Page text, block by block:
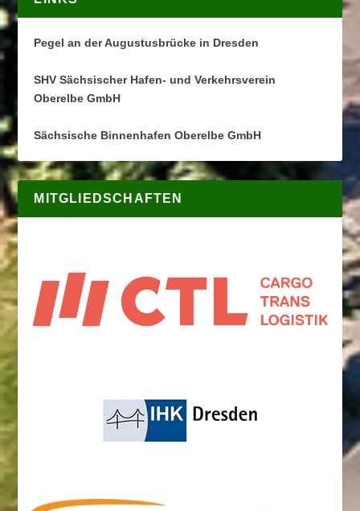
Pegel an der Augustusbrücke in Dresden
SHV Sächsischer Hafen- und Verkehrsverein
Oberelbe GmbH
Sächsische Binnenhafen Oberelbe GmbH
MITGLIEDSCHAFTEN